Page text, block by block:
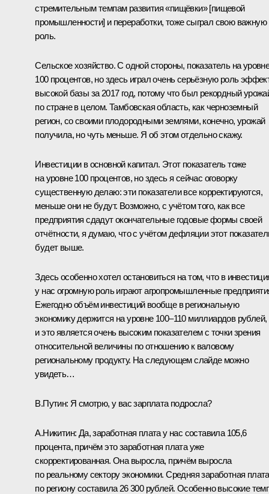
стремительным темпам развития «пищёвки» [пищевой
промышленности] и переработки, тоже сыграл свою важную
роль.
Сельское хозяйство. С одной стороны, показатель на
100 процентов, но здесь играл очень серьёзную роль
высокой базы за 2017 год, потому что был рекордный
по стране в целом. Тамбовская область, как черноземный
регион, со своими плодородными землями, конечно, урожай
получила, но чуть меньше. Я об этом отдельно скажу.
Инвестиции в основной капитал. Этот показатель тоже
на уровне 100 процентов, но здесь я сейчас оговорку
существенную делаю: эти показатели все корректируются,
меньше они не будут. Возможно, с учётом того, как все
предприятия сдадут окончательные годовые формы своей
отчётности, я думаю, что с учётом дефляции этот
будет выше.
Здесь особенно хотел остановиться на том, что в
у нас огромную роль играют агропромышленные
Ежегодно объём инвестиций вообще в региональную
экономику держится на уровне 100–110 миллиардов рублей,
и это является очень высоким показателем с точки зрения
относительной величины по отношению к валовому
региональному продукту. На следующем слайде можно
увидеть…
В.Путин: Я смотрю, у вас зарплата подросла?
А.Никитин: Да, заработная плата у нас составила 105,6
процента, причём это заработная плата уже
скорректированная. Она выросла, причём выросла
по реальному сектору экономики. Средняя заработная плата
по региону составила 26 300 рублей. Особенно высокие